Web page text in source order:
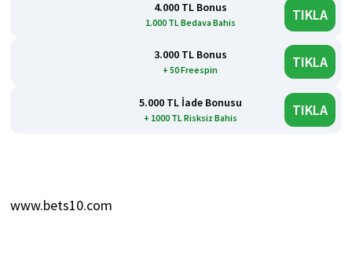
4.000 TL Bonus
1.000 TL Bedava Bahis TIKLA
3.000 TL Bonus
+ 50 Freespin TIKLA
5.000 TL İade Bonusu
+ 1000 TL Risksiz Bahis TIKLA
www.bets10.com